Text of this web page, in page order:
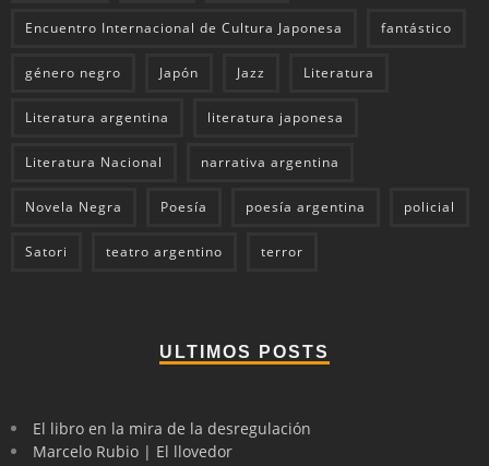
Encuentro Internacional de Cultura Japonesa fantástico
género negro Japón Jazz Literatura
Literatura argentina literatura japonesa
Literatura Nacional narrativa argentina
Novela Negra Poesía poesía argentina policial
Satori teatro argentino terror
ULTIMOS POSTS
El libro en la mira de la desregulación
Marcelo Rubio | El llovedor